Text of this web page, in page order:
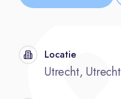
Locatie
Utrecht, Utrecht